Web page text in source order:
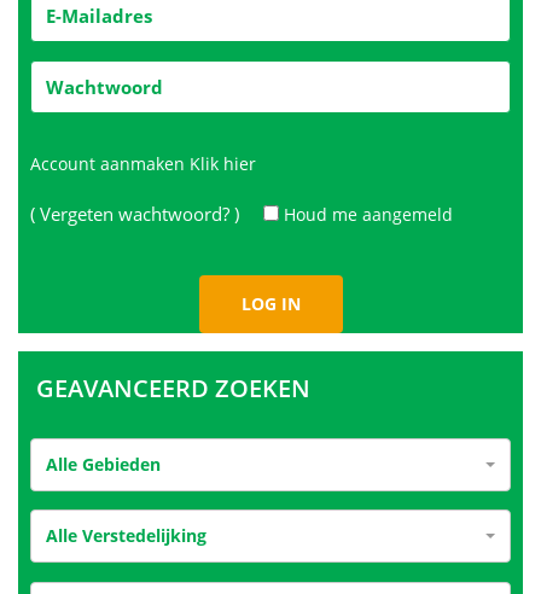
Account aanmaken Klik hier
( Vergeten wachtwoord? ) Houd me aangemeld
GEAVANCEERD ZOEKEN
Alle Gebieden
Alle Verstedelijking